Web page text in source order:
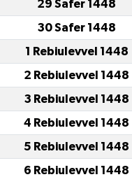
29 Safer 1448
30 Safer 1448
1 Rebiulevvel 1448
2 Rebiulevvel 1448
3 Rebiulevvel 1448
4 Rebiulevvel 1448
5 Rebiulevvel 1448
6 Rebiulevvel 1448